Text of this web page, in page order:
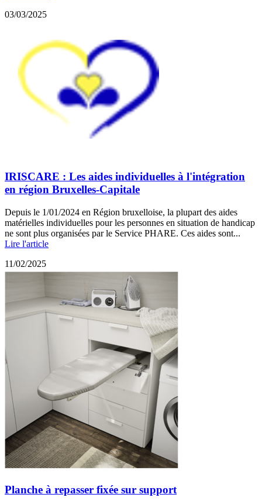
03/03/2025
IRISCARE : Les aides individuelles à l'intégration
en région Bruxelles-Capitale
Depuis le 1/01/2024 en Région bruxelloise, la plupart des aides
matérielles individuelles pour les personnes en situation de handicap
ne sont plus organisées par le Service PHARE. Ces aides sont...
Lire l'article
11/02/2025
Planche à repasser fixée sur support